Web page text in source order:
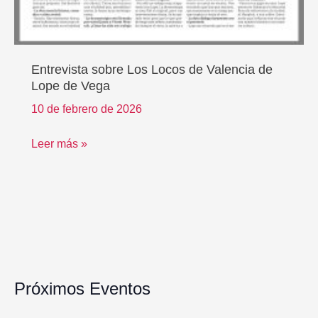
Próximos Eventos
Entrevista sobre Los Locos de Valencia de
Lope de Vega
10 de febrero de 2026
Leer más »